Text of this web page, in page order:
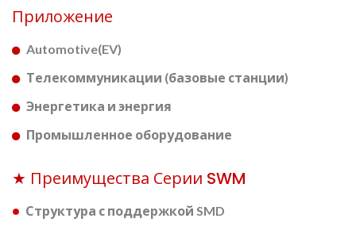
Приложение
Automotive(EV)
Телекоммуникации (базовые станции)
Энергетика и энергия
Промышленное оборудование
★ Преимущества Серии SWM
Структура с поддержкой SMD